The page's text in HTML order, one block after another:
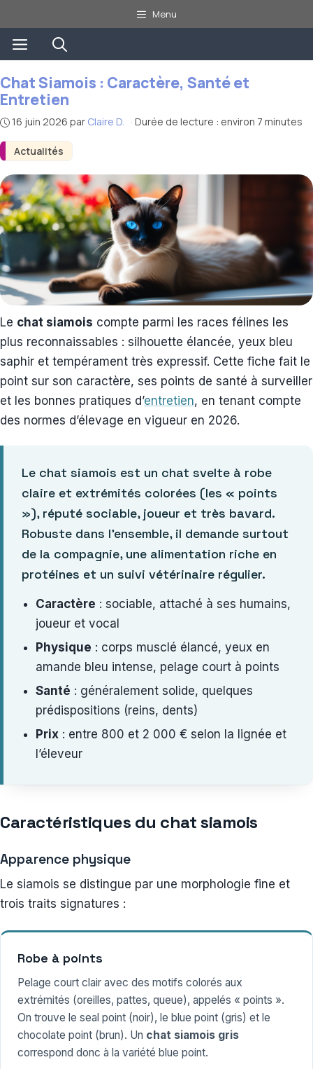
au
contenu
Menu
Menu
Actualités
Chat Siamois : Caractère, Santé et
Entretien
16 juin 2026 par Claire D. · Durée de lecture : environ 7 minutes
Le chat siamois compte parmi les races félines les
plus reconnaissables : silhouette élancée, yeux bleu
saphir et tempérament très expressif. Cette fiche fait le
point sur son caractère, ses points de santé à surveiller
et les bonnes pratiques d’entretien, en tenant compte
des normes d’élevage en vigueur en 2026.
Le chat siamois est un chat svelte à robe
claire et extrémités colorées (les « points
»), réputé sociable, joueur et très bavard.
Robuste dans l’ensemble, il demande surtout
de la compagnie, une alimentation riche en
protéines et un suivi vétérinaire régulier.
Caractère : sociable, attaché à ses humains,
joueur et vocal
Physique : corps musclé élancé, yeux en
amande bleu intense, pelage court à points
Santé : généralement solide, quelques
prédispositions (reins, dents)
Prix : entre 800 et 2 000 € selon la lignée et
l’éleveur
Caractéristiques du chat siamois
Apparence physique
Le siamois se distingue par une morphologie fine et
trois traits signatures :
Robe à points
Pelage court clair avec des motifs colorés aux
extrémités (oreilles, pattes, queue), appelés « points ».
On trouve le seal point (noir), le blue point (gris) et le
chocolate point (brun). Un chat siamois gris
correspond donc à la variété blue point.